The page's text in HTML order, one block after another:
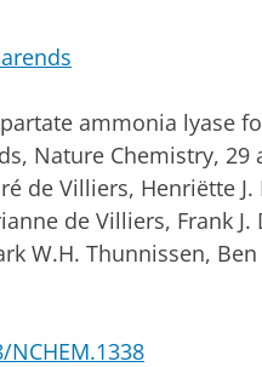
ammonia lyase
Nature Chemistry, 29
de Villiers, Henriëtte
de Villiers, Frank J.
W.H. Thunnissen,